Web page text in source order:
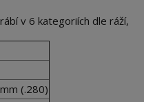
v 6 kategoriích dle ráží,
(.280)